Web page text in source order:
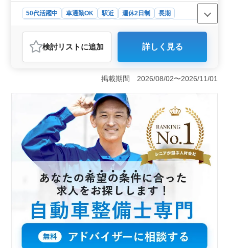
50代活躍中 車通勤OK 駅近 週休2日制
長期
派遣社員
自動車整備士
おすすめポイント
＜宮崎市での自動車整備士募集＞ 宮崎市花ケ島町に位
置する自動車整備のお仕事です。経験豊富な中高年の
方々も多数活躍中で、特にベテランの方々のご応募を歓
迎しています。残業が少なく、安定して長く働ける環境
が整っています。 ＜多彩な業務内容＞ このお仕事
では、フォークリフトやショベルローダーなどの点検・
整備から、定期点検や車検対応、部品の交換や取り付
け、トラブルシューティングまで、幅広い整備業務を担
当します。また、カーナビやETCの設置、オーディオや
ナビの取付けなど、技術を活かす様々な業務がありま
す。 ＜働きやすい環境＞ 週休2日制でシフト制の勤
務なので、柔軟に働き方を調整できます。駅から近く、
車通勤も可能です。休日も充実しており、プライベート
の時間を大切にできるので、仕事とプライベートの両立
がしやすい環境です。
検討リスト に追加 詳しく見る
掲載期間 2026/08/02〜2026/11/01